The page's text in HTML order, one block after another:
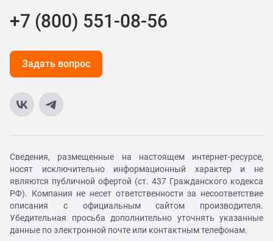
+7 (800) 551-08-56
Задать вопрос
Сведения, размещенные на настоящем интернет-ресурсе,
носят исключительно информационный характер и не
являются публичной офертой (ст. 437 Гражданского кодекса
РФ). Компания не несет ответственности за несоответствие
описания с официальным сайтом производителя.
Убедительная просьба дополнительно уточнять указанные
данные по электронной почте или контактным телефонам.